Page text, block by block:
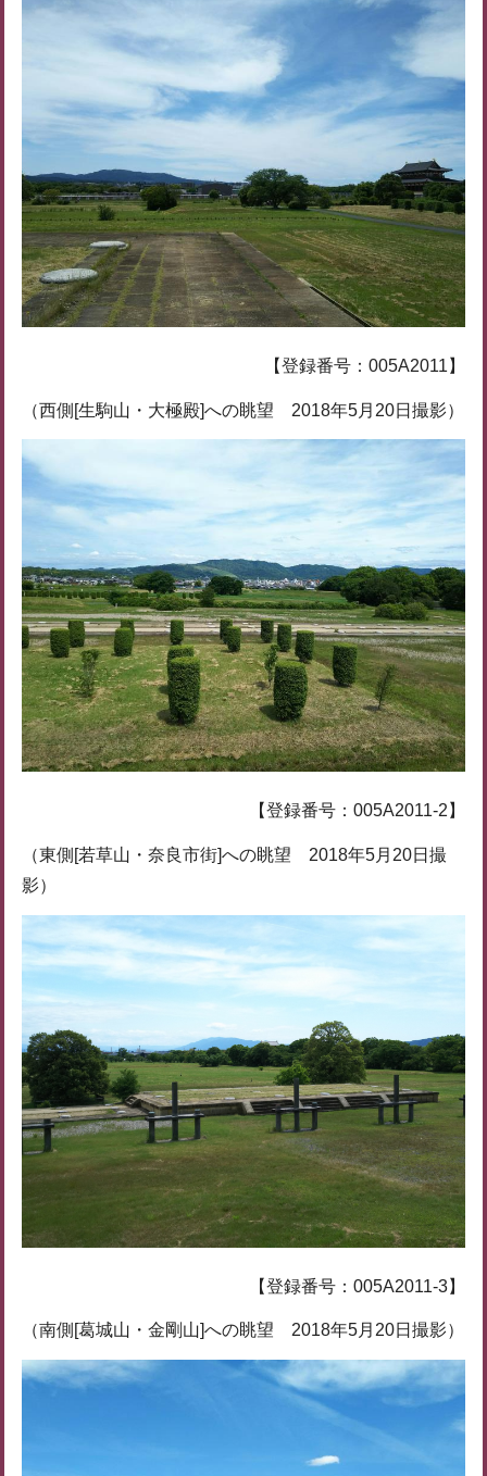
【登録番号：005A2011】
（西側[生駒山・大極殿]への眺望 2018年5月20日撮影）
【登録番号：005A2011-2】
（東側[若草山・奈良市街]への眺望 2018年5月20日撮
影）
【登録番号：005A2011-3】
（南側[葛城山・金剛山]への眺望 2018年5月20日撮影）